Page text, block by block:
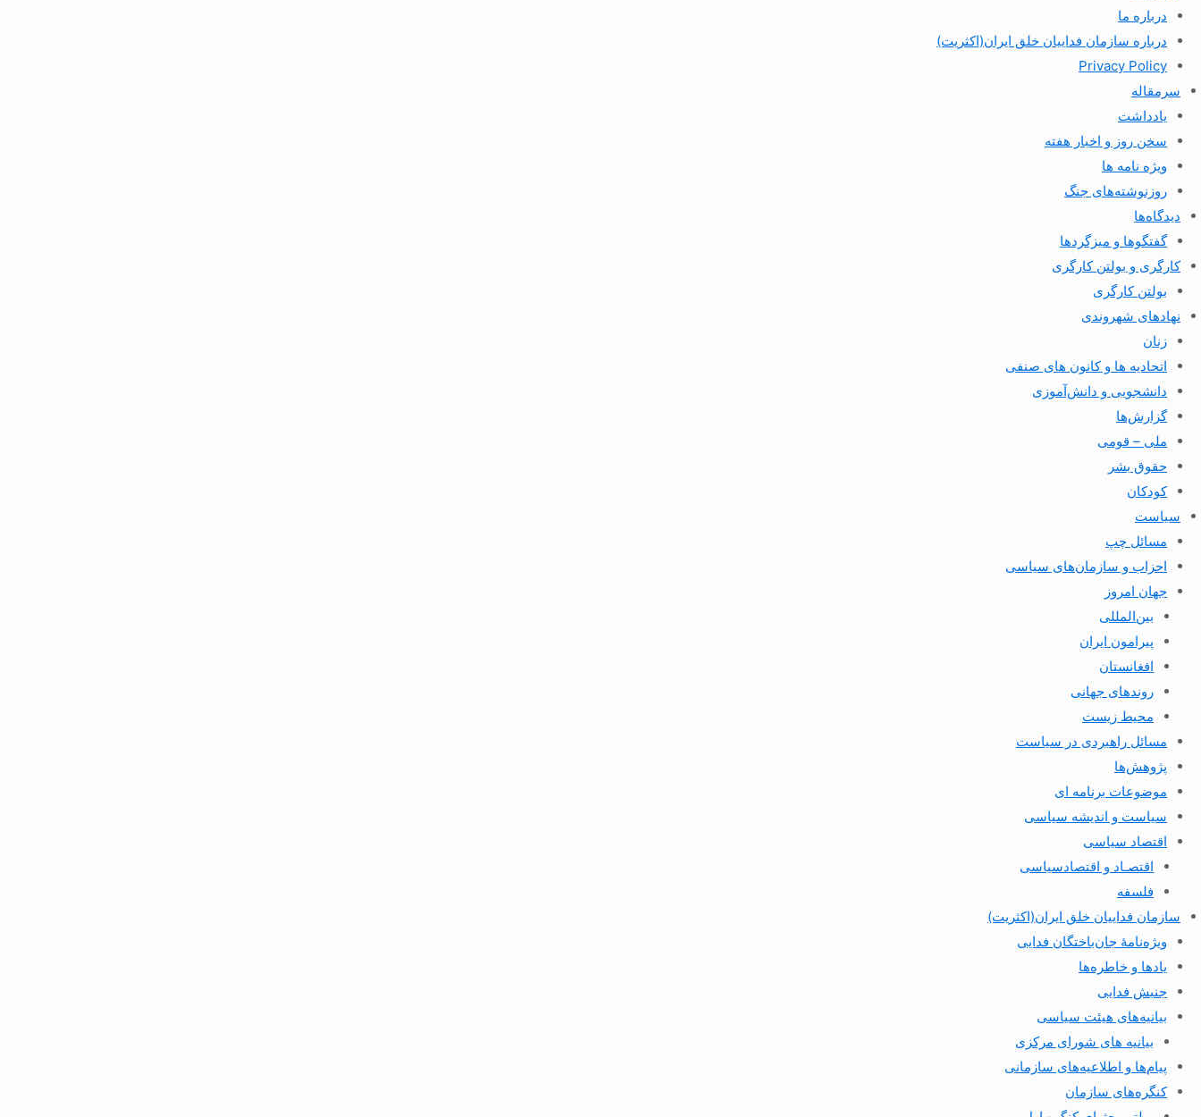
درباره ما
درباره سازمان فداییان خلق ایران(اکثریت)
Privacy Policy
سرمقاله
یادداشت
سخن روز و اخبار هفته
ویژه نامه ها
روزنوشته‌های جنگ
دیدگاه‌ها
گفتگوها و میزگردها
کارگری و بولتن کارگری
بولتن کارگری
نهادهای شهروندی
زنان
اتحادیه ها و کانون های صنفی
دانشجویی و دانش‌آموزی
گزارش‌ها
ملی – قومی
حقوق بشر
کودکان
سیاست
مسائل چپ
احزاب و سازمان‌های سیاسی
جهان امروز
بین‌المللی
پیرامون ایران
افغانستان
روندهای جهانی
محیط زیست
مسائل راهبردی در سیاست
پژوهش‌ها
موضوعات برنامه ای
سیاست و اندیشه سیاسی
اقتصاد سیاسی
اقتصـاد و اقتصاد‌سیاسی
فلسفه
سازمان فداییان خلق ایران(اکثریت)
ویژه‌نامهٔ جان‌باختگان فدایی
یادها و خاطره‌ها
جنبش فدایی
بیانیه‌های هیئت سیاسی
بیانیه های شورای مرکزی
پیام‌ها و اطلاعیه‌های سازمانی
کنگره‌های سازمان